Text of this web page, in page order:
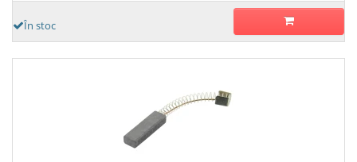
În stoc